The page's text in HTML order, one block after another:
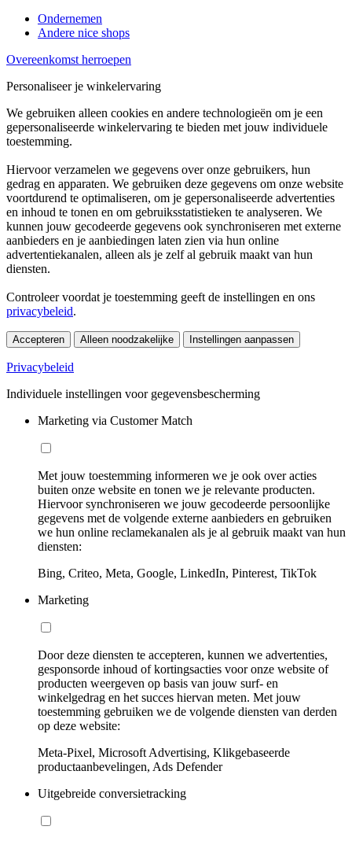
Ondernemen
Andere nice shops
Overeenkomst herroepen
Personaliseer je winkelervaring
We gebruiken alleen cookies en andere technologieën om je een
gepersonaliseerde winkelervaring te bieden met jouw individuele
toestemming.
Hiervoor verzamelen we gegevens over onze gebruikers, hun
gedrag en apparaten. We gebruiken deze gegevens om onze website
voortdurend te optimaliseren, om je gepersonaliseerde advertenties
en inhoud te tonen en om gebruiksstatistieken te analyseren. We
kunnen jouw gecodeerde gegevens ook synchroniseren met externe
aanbieders en je aanbiedingen laten zien via hun online
advertentiekanalen, alleen als je zelf al gebruik maakt van hun
diensten.
Controleer voordat je toestemming geeft de instellingen en ons
privacybeleid.
Accepteren Alleen noodzakelijke Instellingen aanpassen
Privacybeleid
Individuele instellingen voor gegevensbescherming
Marketing via Customer Match
Met jouw toestemming informeren we je ook over acties
buiten onze website en tonen we je relevante producten.
Hiervoor synchroniseren we jouw gecodeerde persoonlijke
gegevens met de volgende externe aanbieders en gebruiken
we hun online reclamekanalen als je al gebruik maakt van hun
diensten:
Bing, Criteo, Meta, Google, LinkedIn, Pinterest, TikTok
Marketing
Door deze diensten te accepteren, kunnen we advertenties,
gesponsorde inhoud of kortingsacties voor onze website of
producten weergeven op basis van jouw surf- en
winkelgedrag en het succes hiervan meten. Met jouw
toestemming gebruiken we de volgende diensten van derden
op deze website:
Meta-Pixel, Microsoft Advertising, Klikgebaseerde
productaanbevelingen, Ads Defender
Uitgebreide conversietracking